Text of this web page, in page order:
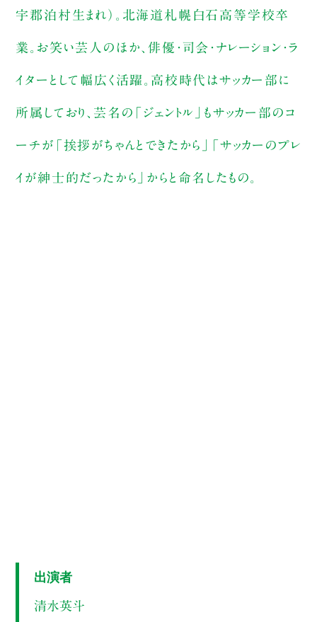
宇郡泊村生まれ）。北海道札幌白石高等学校卒
業。お笑い芸人のほか、俳優・司会・ナレーション・ラ
イターとして幅広く活躍。高校時代はサッカー部に
所属しており、芸名の「ジェントル」もサッカー部のコ
ーチが「挨拶がちゃんとできたから」「サッカーのプレ
イが紳士的だったから」からと命名したもの。
出演者
清水英斗